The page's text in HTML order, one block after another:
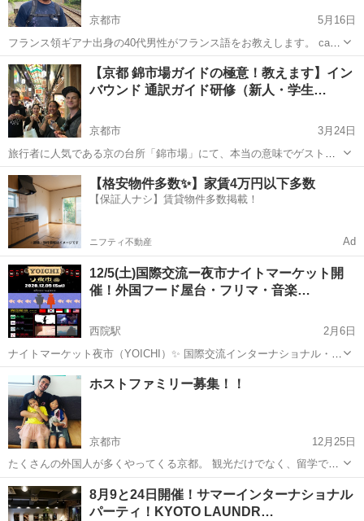
京都市
5月16日
フランス領ギアナ出身の40代男性がフランス語をお教えします。 cafe
などでのレッスンも可能ですが、京都市内を散策しながらや買い物に
同行して生きた会話を学べます。 ご希望をご相談下さい。お問い合わ
せはフランス語、英語でお...
京都 京都市 その他 料金
【京都 錦市場ガイドの極意！教えます】イン
バウンド 通訳ガイド研修（新人・学生…
京都市
3月24日
旅行者に人気である京の台所「錦市場」にて、本当の意味でゲストに
楽しんでいただくための、錦市場の歴史や案内する際の注意点、ノウ
ハウやコツ、外国人にウケるネタ、商品、お店をご紹介します。 延べ
300回、1,000人以上の外国人...
京都 京都市 その他 ノット
【格安物件多数✨】家賃4万円以下多数
【保証人ナシ】賃貸物件多数掲載！
ニフティ不動産 Ad
12/5(土)国際交流ー夜市ナイトマーケット開
催！外国フード屋台・フリマ・音楽…
西院駅
2月6日
ナイトマーケット夜市（YOICHI）✨ 国際交流インターナショナル・フ
リマイベント開催！ 西院近くに誕生したソーシャルスペースでは、 毎
月 インターナショナルパーティーを開催しています！ MEET UPにも
告知あ...
京都 京都市 西院駅 その他
ホストファミリー募集！！
京都市
12月25日
たくさんの外国人が多くやってくる京都。 観光だけでなく、留学で来
日する外国人も多くいます！ そんな学生のホームステイをお受け頂け
るご家庭を大募集しています。 もしろんお受け入れにかかる謝礼金を
お支払い致します。...
京都 京都市 その他
8月9と24日開催！サマーインターナショナル
パーティ！KYOTO LAUNDR…